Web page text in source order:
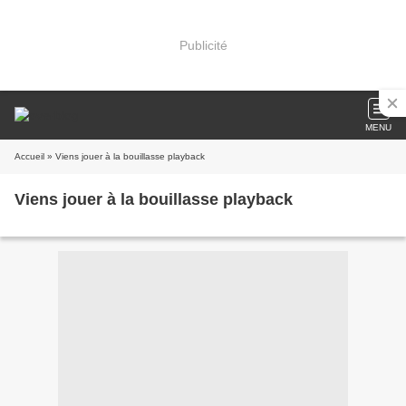
Publicité
MENU
Accueil » Viens jouer à la bouillasse playback
Viens jouer à la bouillasse playback